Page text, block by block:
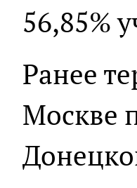
56,85%
Ранее
Москве